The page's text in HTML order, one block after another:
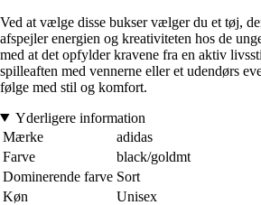
Ved at vælge disse bukser vælger du et tøj,
afspejler energien og kreativiteten hos de
med at det opfylder kravene fra en aktiv
spilleaften med vennerne eller et udendørs
følge med stil og komfort.
Yderligere information
Mærke
adidas
Farve
black/goldmt
Dominerende farve Sort
Køn
Unisex